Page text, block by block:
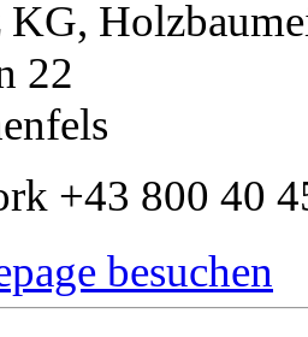
22
+43 800 40
besuchen